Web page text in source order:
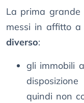
La prima grande
messi in affitto a
diverso:
gli immobili
quindi non